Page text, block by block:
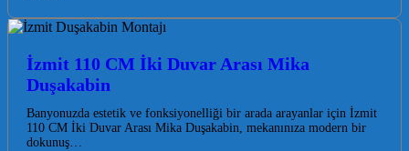
İzmit 110 CM İki Duvar Arası Mika
Duşakabin
Banyonuzda estetik ve fonksiyonelliği bir arada arayanlar için İzmit
110 CM İki Duvar Arası Mika Duşakabin, mekanınıza modern bir
dokunuş…